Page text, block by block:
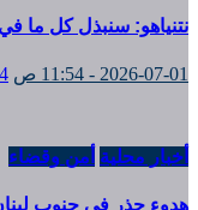
نتنياهو: سنبذل كل ما
2026-07-01 - 11:54 ص
أخبار محلية أمن وقضاء
هدوء حذر في جنوب